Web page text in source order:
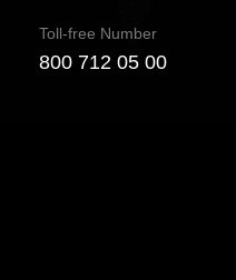
Toll-free Number
800 712 05 00